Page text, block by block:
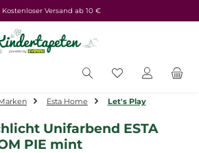
Kostenloser Versand ab 10 €
Du hast 0
Esta Home Let's Play
Unifarbend ESTA
PIE mint